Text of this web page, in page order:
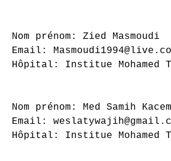
Nom prénom: Zied Masmoudi
Email:
Hôpital: Institue Mohamed
Nom prénom: Med Samih Kacem
Email:
Hôpital: Institue Mohamed